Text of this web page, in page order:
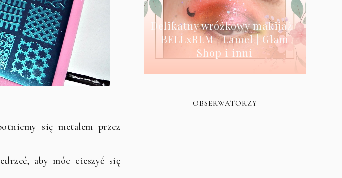
się metalem przez
aby móc cieszyć się
Delikatny wróżkowy makijaż |
BELLxRLM | Lamel | Glam
Shop i inni
OBSERWATORZY